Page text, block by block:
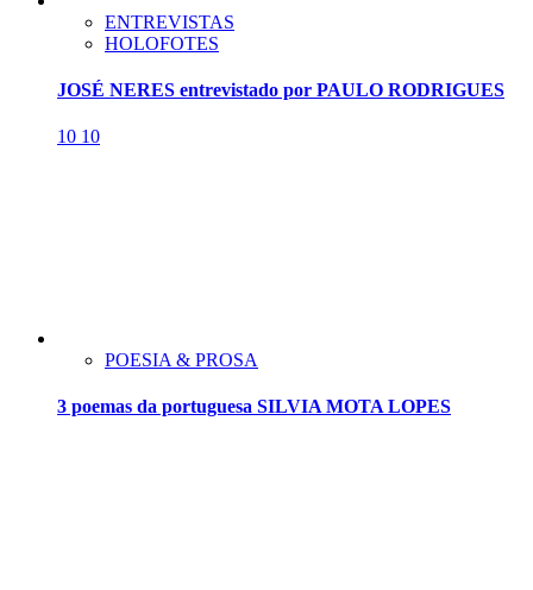
ENTREVISTAS
HOLOFOTES
JOSÉ NERES entrevistado por PAULO RODRIGUES
10 10
POESIA & PROSA
3 poemas da portuguesa SILVIA MOTA LOPES